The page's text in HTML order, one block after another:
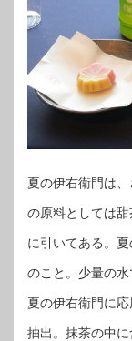
夏の伊右衛門は
の原料としては
に引いてある。
のこと。少量の
夏の伊右衛門に
抽出。抹茶の中